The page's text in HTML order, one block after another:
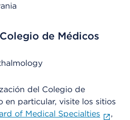
de Médicos
del Colegio de
en particular, visite los sitios
of Medical Specialties
,